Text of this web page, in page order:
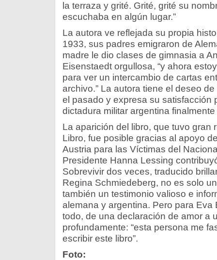
la terraza y grité. Grité, grité su
escuchaba en algún lugar.”
La autora ve reflejada su propia
1933, sus padres emigraron de
madre le dio clases de gimnasia a
Eisenstaedt orgullosa, “y ahora
para ver un intercambio de cartas
archivo.” La autora tiene el deseo
el pasado y expresa su satisfacción
dictadura militar argentina
La aparición del libro, que tuvo gran
Libro, fue posible gracias al apoyo
Austria para las Víctimas del
Presidente Hanna Lessing
Sobrevivir dos veces, traducido
Regina Schmiedeberg, no es solo
también un testimonio valioso e
alemana y argentina. Pero para Eva
todo, de una declaración de amor a
profundamente: “esta persona me
escribir este libro”.
Foto: